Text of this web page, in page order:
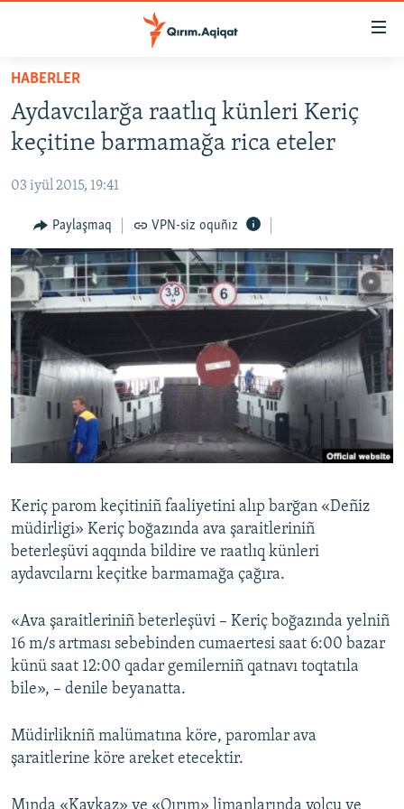
Esas
qaytmaq
Baş
navigatsiyağa
qaytmaq
qaytmaq
HABERLER
SİYASET
İQTİSADİYAT
CEMİYET
MEDENİYET
İNSAN AQLARI
VİDEO
SÜRET
BLOGLAR
FİKİR
Русский
Українською
QOŞULIÑIZ!
HABERLER
Aydavcılarğa raatlıq künleri Keriç
keçitine barmamağa rica eteler
03 iyül 2015, 19:41
Paylaşmaq VPN-siz oquñız
Keriç parom keçitiniñ faaliyetini alıp barğan «Deñiz
müdirligi» Keriç boğazında ava şaraitleriniñ
beterleşüvi aqqında bildire ve raatlıq künleri
aydavcılarnı keçitke barmamağa çağıra.
«Ava şaraitleriniñ beterleşüvi – Keriç boğazında yelniñ
16 m/s artması sebebinden cumaertesi saat 6:00 bazar
künü saat 12:00 qadar gemilerniñ qatnavı toqtatıla
bile», – denile beyanatta.
Müdirlikniñ malümatına köre, paromlar ava
şaraitlerine köre areket etecektir.